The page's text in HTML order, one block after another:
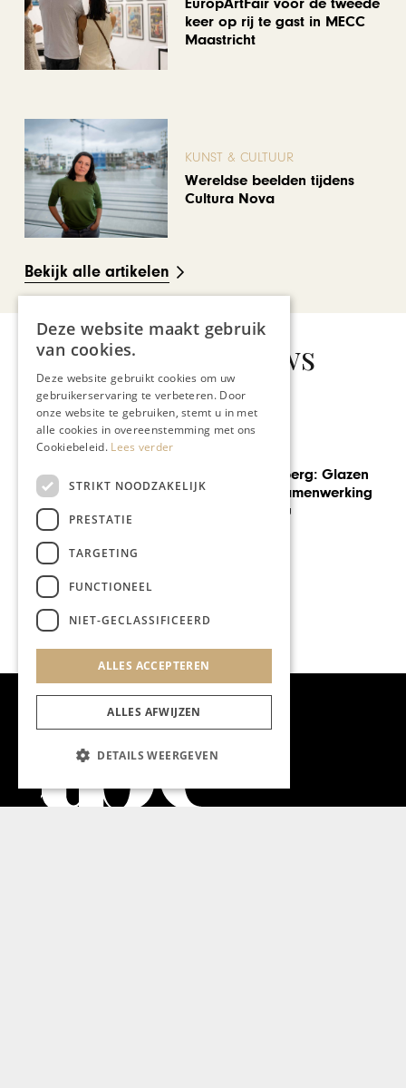
keer op rij te gast in MECC
Maastricht
KUNST & CULTUUR
Wereldse beelden tijdens
Cultura Nova
Bekijk alle artikelen
Gerelateerd nieuws
Een mentale foto als warme
Deze website maakt gebruik
van cookies.
Deze website gebruikt cookies om uw
gebruikerservaring te verbeteren. Door
onze website te gebruiken, stemt u in met
alle cookies in overeenstemming met ons
Cookiebeleid. Lees verder
STRIKT NOODZAKELIJK
PRESTATIE
TARGETING
FUNCTIONEEL
NIET-GECLASSIFICEERD
ALLES ACCEPTEREN
ALLES AFWIJZEN
DETAILS WEERGEVEN